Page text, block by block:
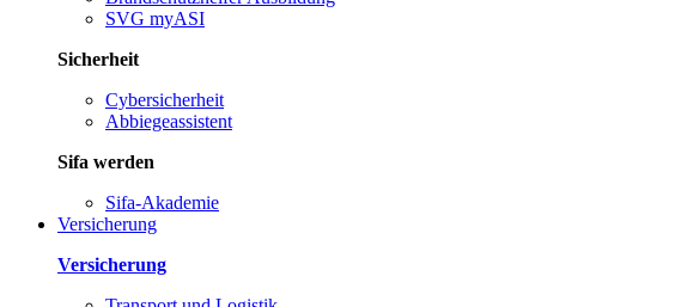
SVG myASI
Sicherheit
Cybersicherheit
Abbiegeassistent
Sifa werden
Sifa-Akademie
Versicherung
Versicherung